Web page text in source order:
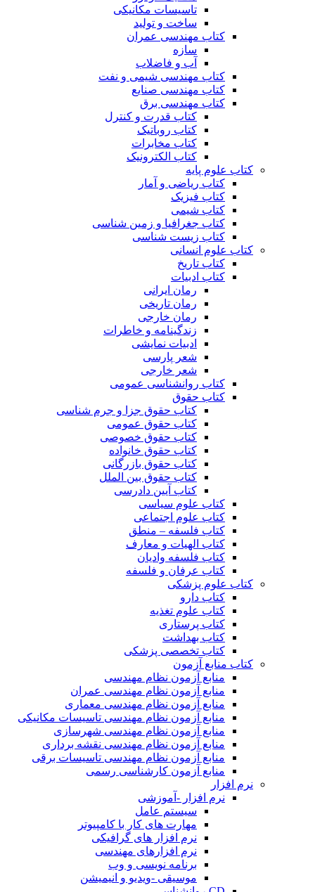
تاسیسات مکانیکی
ساخت و تولید
کتاب مهندسی عمران
سازه
آب و فاضلاب
کتاب مهندسی شیمی و نفت
کتاب مهندسی صنایع
کتاب مهندسی برق
کتاب قدرت و کنترل
کتاب روباتیک
کتاب مخابرات
کتاب الکترونیک
کتاب علوم پایه
کتاب ریاضی و آمار
کتاب فیزیک
کتاب شیمی
کتاب جغرافیا و زمین شناسی
کتاب زیست شناسی
کتاب علوم انسانی
کتاب تاریخ
کتاب ادبیات
رمان ایرانی
رمان تاریخی
رمان خارجی
زندگینامه و خاطرات
ادبیات نمایشی
شعر پارسی
شعر خارجی
کتاب روانشناسی عمومی
کتاب حقوق
کتاب حقوق جزا و جرم شناسی
کتاب حقوق عمومی
کتاب حقوق خصوصی
کتاب حقوق خانواده
کتاب حقوق بازرگانی
کتاب حقوق بین الملل
کتاب آیین دادرسی
کتاب علوم سیاسی
کتاب علوم اجتماعی
کتاب فلسفه – منطق
کتاب الهیات و معارف
کتاب فلسفه وادیان
کتاب عرفان و فلسفه
کتاب علوم پزشکی
کتاب دارو
کتاب علوم تغذیه
کتاب پرستاری
کتاب بهداشت
کتاب تخصصی پزشکی
کتاب منابع آزمون
منابع آزمون نظام مهندسی
منابع آزمون نظام مهندسی عمران
منابع آزمون نظام مهندسی معماری
منابع آزمون نظام مهندسی تاسیسات مکانیکی
منابع آزمون نظام مهندسی شهرسازی
منابع آزمون نظام مهندسی نقشه برداری
منابع آزمون نظام مهندسی تاسیسات برقی
منابع آزمون کارشناسی رسمی
نرم افزار
نرم افزار -آموزشی
سیستم عامل
مهارت های کار با کامپیوتر
نرم افزار های گرافیکی
نرم افزارهای مهندسی
برنامه نویسی و وب
موسیقی -ویدیو و انیمیشن